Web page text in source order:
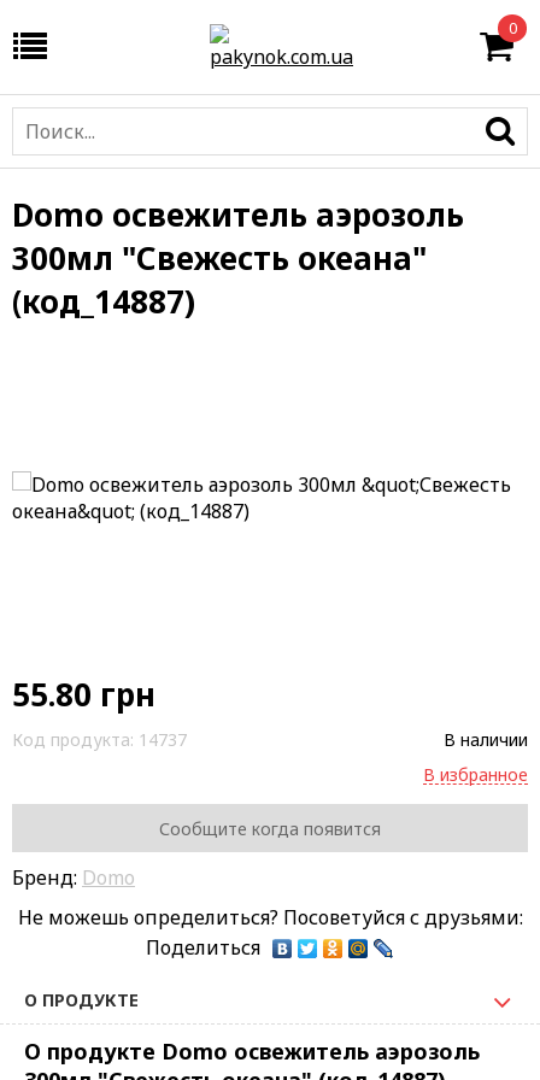
0
Domo освежитель аэрозоль
300мл "Свежесть океана"
(код_14887)
55.80 грн
Код продукта: 14737
В наличии
В избранное
Сообщите когда появится
Бренд: Domo
Не можешь определиться? Посоветуйся с друзьями:
Поделиться
О ПРОДУКТЕ
О продукте Domo освежитель аэрозоль